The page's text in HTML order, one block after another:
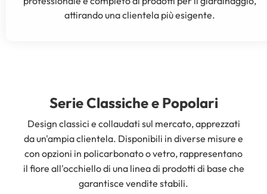
attirando una clientela più esigente.
Serie Classiche e Popolari
Design classici e collaudati sul mercato, apprezzati
da un'ampia clientela. Disponibili in diverse misure e
con opzioni in policarbonato o vetro, rappresentano
il fiore all'occhiello di una linea di prodotti di base che
garantisce vendite stabili.